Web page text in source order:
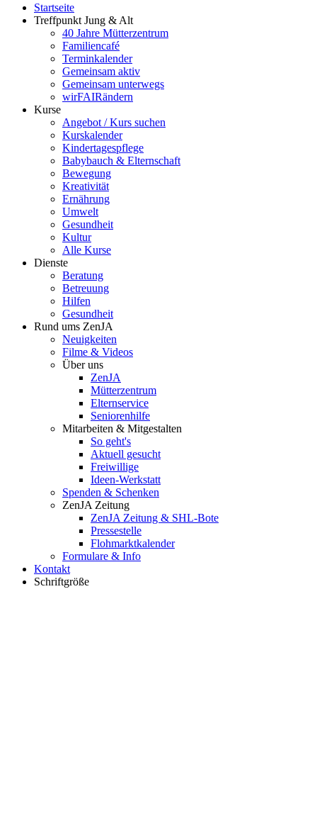
Startseite
Treffpunkt Jung & Alt
40 Jahre Mütterzentrum
Familiencafé
Terminkalender
Gemeinsam aktiv
Gemeinsam unterwegs
wirFAIRändern
Kurse
Angebot / Kurs suchen
Kurskalender
Kindertagespflege
Babybauch & Elternschaft
Bewegung
Kreativität
Ernährung
Umwelt
Gesundheit
Kultur
Alle Kurse
Dienste
Beratung
Betreuung
Hilfen
Gesundheit
Rund ums ZenJA
Neuigkeiten
Filme & Videos
Über uns
ZenJA
Mütterzentrum
Elternservice
Seniorenhilfe
Mitarbeiten & Mitgestalten
So geht's
Aktuell gesucht
Freiwillige
Ideen-Werkstatt
Spenden & Schenken
ZenJA Zeitung
ZenJA Zeitung & SHL-Bote
Pressestelle
Flohmarktkalender
Formulare & Info
Kontakt
Schriftgröße